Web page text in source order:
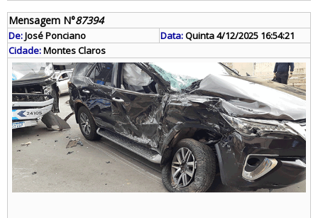
Mensagem N°87394
De:José Ponciano Data:Quinta 4/12/2025 16:54:21
Cidade:Montes Claros